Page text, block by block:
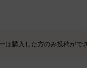
は購入した方のみ投稿がで